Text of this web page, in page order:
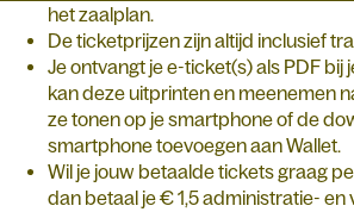
het zaalplan.
De ticketprijzen zijn altijd inclusief
Je ontvangt je e-ticket(s) als PDF bij
kan deze uitprinten en meenemen
ze tonen op je smartphone of de
smartphone toevoegen aan Wallet.
Wil je jouw betaalde tickets graag
dan betaal je € 1,5 administratie-